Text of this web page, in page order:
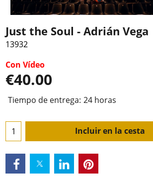
Just the Soul - Adrián Vega
13932
Con Vídeo
€40.00
Tiempo de entrega: 24 horas
Incluir en la cesta